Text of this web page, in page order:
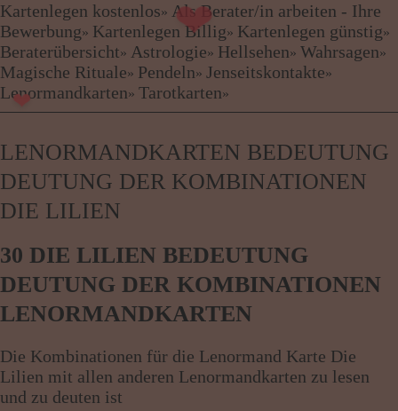
❤
❤
Kartenlegen kostenlos
Als Berater/in arbeiten - Ihre Bewerbung
Kartenlegen Billig
Kartenlegen günstig
Beraterübersicht
Hellsehen
Wahrsagen
Magische Rituale
Pendeln
Lenormandkarten
Tarotkarten
Menü: Beraterübersicht von A bis Z
Kartenlegen kostenlos» Als Berater/in arbeiten - Ihre
Bewerbung» Kartenlegen Billig» Kartenlegen günstig»
Beraterübersicht» Astrologie» Hellsehen» Wahrsagen»
Magische Rituale» Pendeln» Jenseitskontakte»
Lenormandkarten» Tarotkarten»
LENORMANDKARTEN BEDEUTUNG
DEUTUNG DER KOMBINATIONEN
DIE LILIEN
30 DIE LILIEN BEDEUTUNG
DEUTUNG DER KOMBINATIONEN
LENORMANDKARTEN
Die Kombinationen für die Lenormand Karte Die
Lilien mit allen anderen Lenormandkarten zu lesen
und zu deuten ist